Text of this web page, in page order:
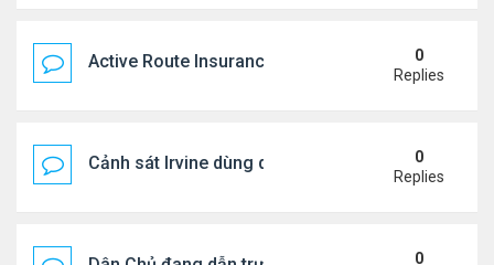
Active Route Insurance
0
Replies
Cảnh sát Irvine dùng drone bắt kẻ trộm trong
0
Replies
0